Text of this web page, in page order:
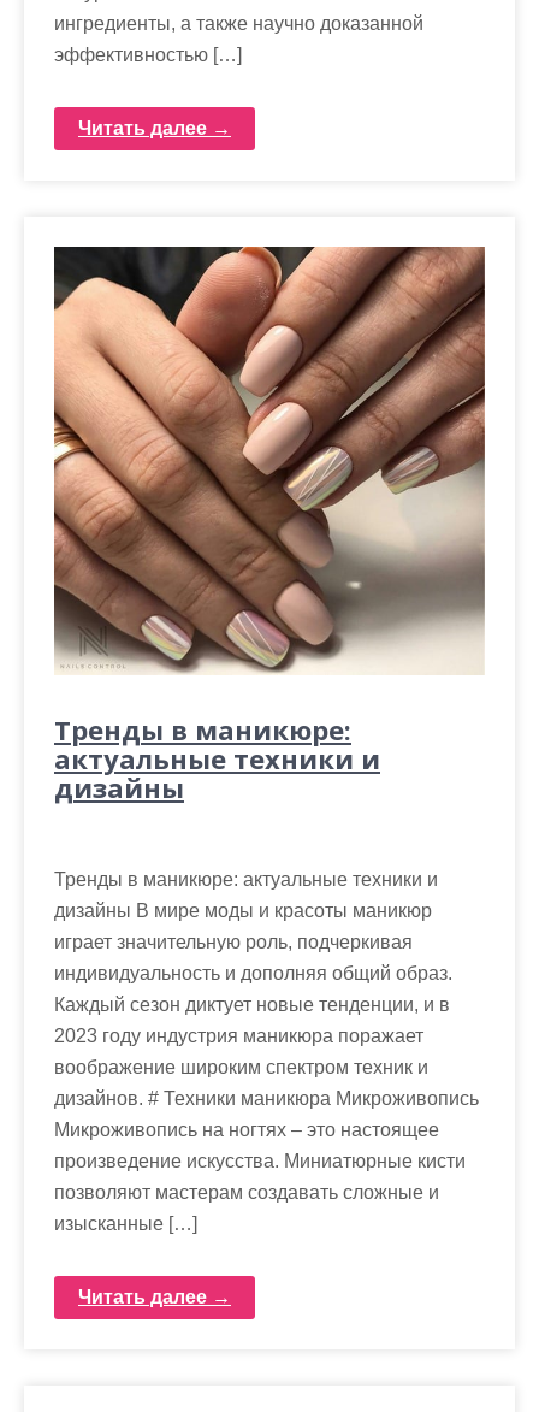
ингредиенты, а также научно доказанной
эффективностью […]
Читать далее →
Тренды в маникюре:
актуальные техники и
дизайны
Тренды в маникюре: актуальные техники и
дизайны В мире моды и красоты маникюр
играет значительную роль, подчеркивая
индивидуальность и дополняя общий образ.
Каждый сезон диктует новые тенденции, и в
2023 году индустрия маникюра поражает
воображение широким спектром техник и
дизайнов. # Техники маникюра Микроживопись
Микроживопись на ногтях – это настоящее
произведение искусства. Миниатюрные кисти
позволяют мастерам создавать сложные и
изысканные […]
Читать далее →